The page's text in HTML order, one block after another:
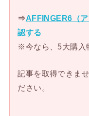
⇒AFFINGER6（
認する
※今なら、5大購入
記事を取得できま
ださい。